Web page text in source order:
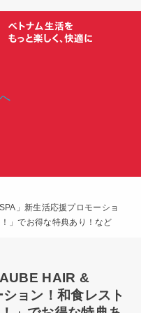
」新生活応援プロモーショ
」でお得な特典あり！など
AUBE HAIR &
ョン！和食レスト